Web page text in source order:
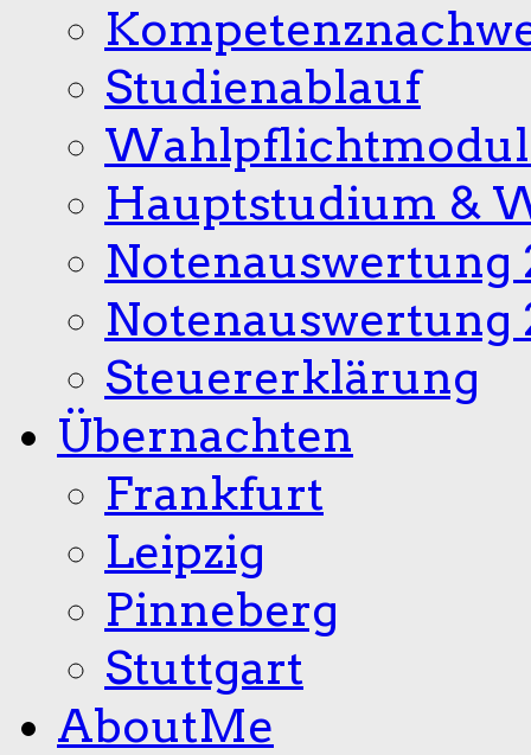
Studienablauf
Hauptstudium &
Notenauswertung
Notenauswertung
Steuererklärung
Übernachten
Frankfurt
Leipzig
Pinneberg
Stuttgart
AboutMe